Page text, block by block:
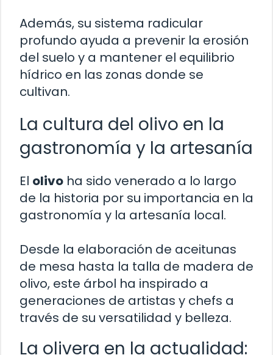
Además, su sistema radicular
profundo ayuda a prevenir la erosión
del suelo y a mantener el equilibrio
hídrico en las zonas donde se
cultivan.
La cultura del olivo en la
gastronomía y la artesanía
El olivo ha sido venerado a lo largo
de la historia por su importancia en la
gastronomía y la artesanía local.
Desde la elaboración de aceitunas
de mesa hasta la talla de madera de
olivo, este árbol ha inspirado a
generaciones de artistas y chefs a
través de su versatilidad y belleza.
La olivera en la actualidad: